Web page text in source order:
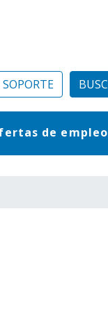
SOPORTE
de empleo